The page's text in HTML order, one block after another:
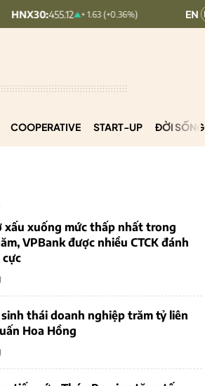
+ 1.63 (+0.36%) HNXINDEX: 293.44
COOPERATIVE START-UP ĐỜI SỐNG
xấu xuống mức thấp nhất trong
VPBank được nhiều CTCK đánh
thái doanh nghiệp trăm tỷ liên
Hoa Hồng